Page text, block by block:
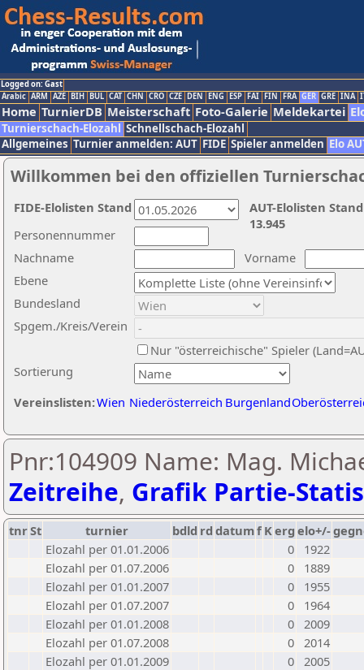
Logged on: Gast
Arabic ARM AZE BIH BUL CAT CHN CRO CZE DEN ENG ESP FAI FIN FRA GER GRE INA
Home TurnierDB Meisterschaft Foto-Galerie Meldekartei
Turnierschach-Elozahl Schnellschach-Elozahl
Allgemeines Turnier anmelden: AUT FIDE Spieler anmelden Elo
Willkommen bei den offiziellen
Nachname
Vorname
Ebene
Sortierung
Personennummer
Bundesland
Spgem./Kreis/Verein
Nur "österreichische" Spieler
Vereinslisten:Wien Niederösterreich Burgenland
AUT-Elolisten
13.945
FIDE-Elolisten Stand
Pnr:104909 Name: Mag.
Zeitreihe, Grafik Partie-
tnrSt turnier bdld rd datumf Kerg elo+/-
Elozahl per 01.01.2006
0
1922
Elozahl per 01.07.2006
0
1889
Elozahl per 01.01.2007
0
1955
Elozahl per 01.07.2007
0
1964
Elozahl per 01.01.2008
0 2009
Elozahl per 01.07.2008
0 2014
Elozahl per 01.01.2009
0 2005